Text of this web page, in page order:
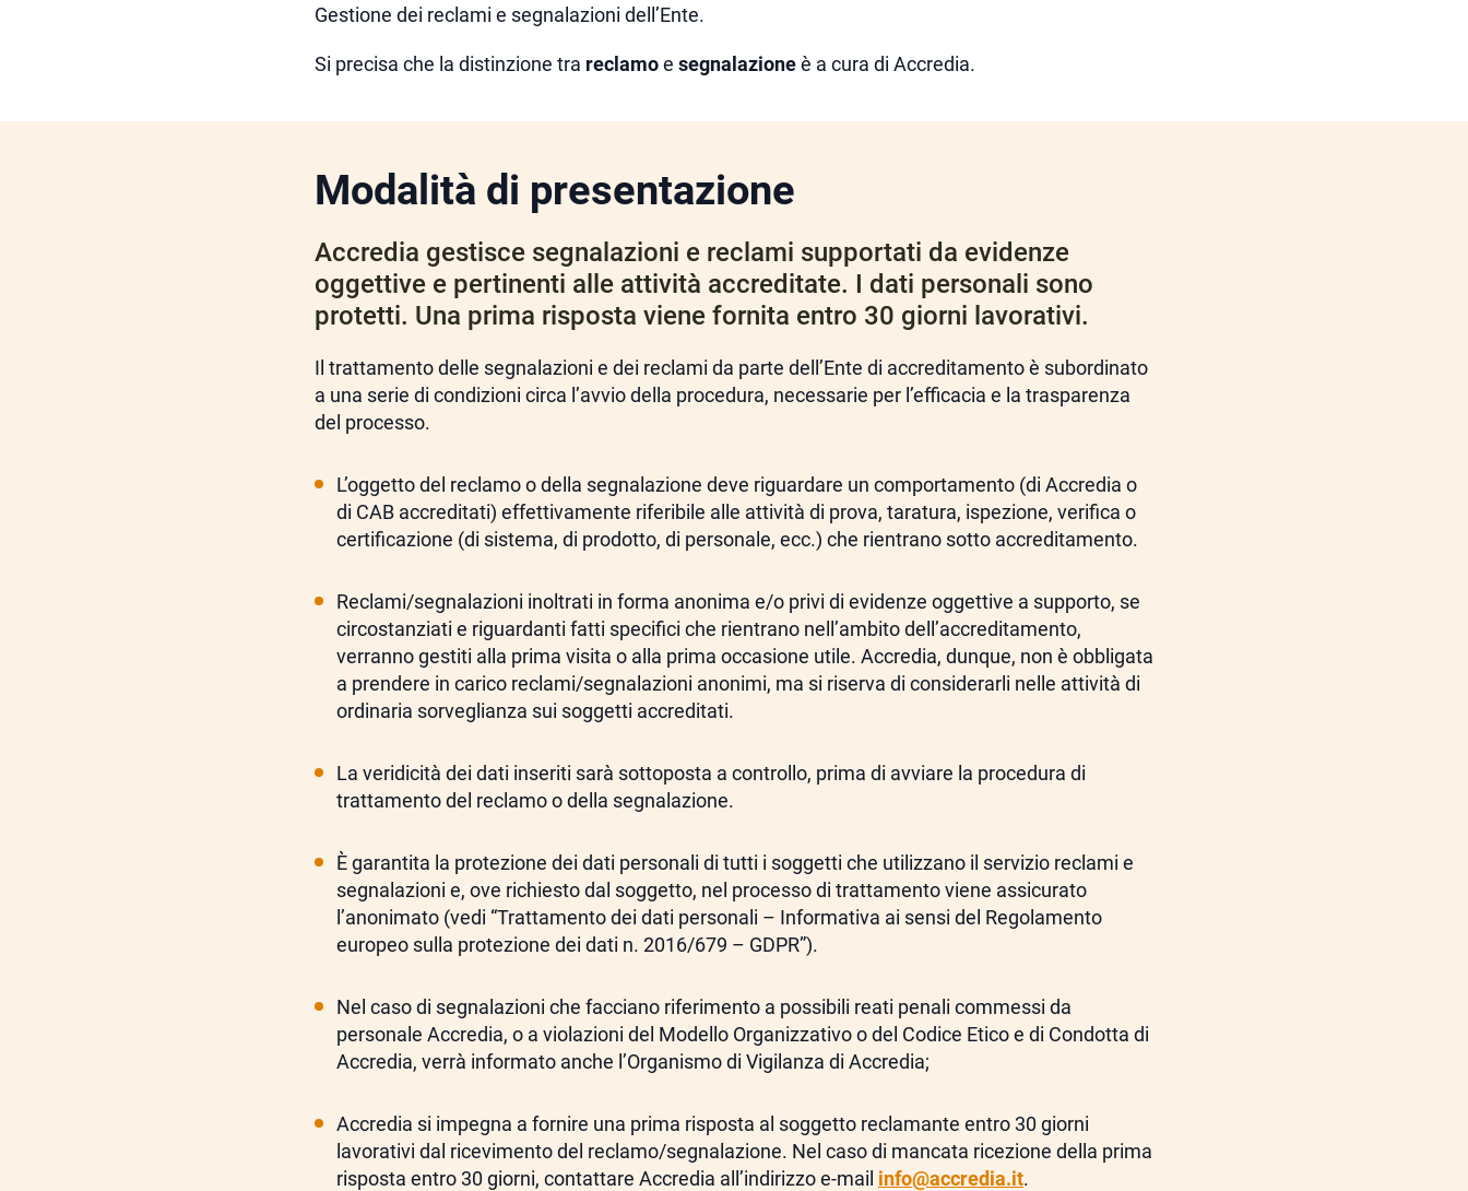
Gestione dei reclami e segnalazioni dell’Ente.
Si precisa che la distinzione tra reclamoe segnalazioneè a cura di Accredia.
Modalità di presentazione
Accredia gestisce segnalazioni e reclami supportati da evidenze
oggettive e pertinenti alle attività accreditate. I dati personali sono
protetti. Una prima risposta viene fornita entro 30 giorni lavorativi.
Il trattamento delle segnalazioni e dei reclami da parte dell’Ente di accreditamento è subordinato
a una serie di condizioni circa l’avvio della procedura, necessarie per l’efficacia e la trasparenza
del processo.
L’oggetto del reclamo o della segnalazione deve riguardare un comportamento (di Accredia o
di CAB accreditati) effettivamente riferibile alle attività di prova, taratura, ispezione, verifica o
certificazione (di sistema, di prodotto, di personale, ecc.) che rientrano sotto accreditamento.
Reclami/segnalazioni inoltrati in forma anonima e/o privi di evidenze oggettive a supporto, se
circostanziati e riguardanti fatti specifici che rientrano nell’ambito dell’accreditamento,
verranno gestiti alla prima visita o alla prima occasione utile. Accredia, dunque, non è obbligata
a prendere in carico reclami/segnalazioni anonimi, ma si riserva di considerarli nelle attività di
ordinaria sorveglianza sui soggetti accreditati.
La veridicità dei dati inseriti sarà sottoposta a controllo, prima di avviare la procedura di
trattamento del reclamo o della segnalazione.
È garantita la protezione dei dati personali di tutti i soggetti che utilizzano il servizio reclami e
segnalazioni e, ove richiesto dal soggetto, nel processo di trattamento viene assicurato
l’anonimato (vedi “Trattamento dei dati personali – Informativa ai sensi del Regolamento
europeo sulla protezione dei dati n. 2016/679 – GDPR”).
Nel caso di segnalazioni che facciano riferimento a possibili reati penali commessi da
personale Accredia, o a violazioni del Modello Organizzativo o del Codice Etico e di Condotta di
Accredia, verrà informato anche l’Organismo di Vigilanza di Accredia;
Accredia si impegna a fornire una prima risposta al soggetto reclamante entro 30 giorni
lavorativi dal ricevimento del reclamo/segnalazione. Nel caso di mancata ricezione della prima
risposta entro 30 giorni, contattare Accredia all’indirizzo e-mail info@accredia.it.